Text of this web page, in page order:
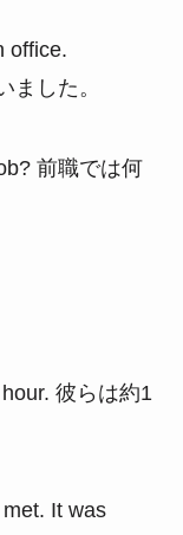
office.
ました。
前職では何
彼らは約1
It was